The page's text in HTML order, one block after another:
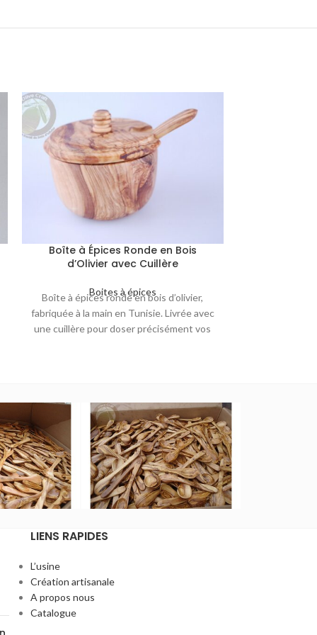
Boîte à Épices Ronde en Bois
d’Olivier avec Cuillère
Boites à épices
Boîte à épices ronde en bois d’olivier,
fabriquée à la main en Tunisie. Livrée avec
une cuillère pour doser précisément vos
LIENS RAPIDES
L’usine
Création artisanale
A propos nous
Catalogue